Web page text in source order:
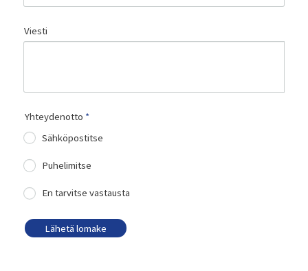
Viesti
Yhteydenotto *
Sähköpostitse
Puhelimitse
En tarvitse vastausta
Lähetä lomake